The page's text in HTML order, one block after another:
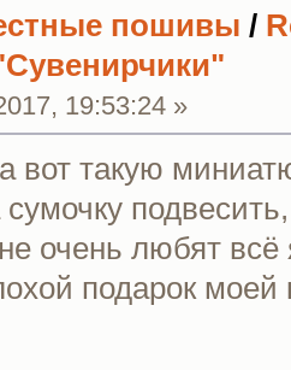
пошивы /
19:53:24 »
вот такую
очень любят
подарок моей